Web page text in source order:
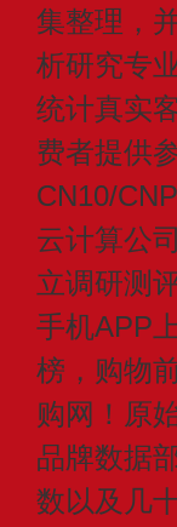
集整理，
析研究专
统计真实
费者提供
CN10/
云计算公
立调研测
手机APP
榜，购物
购网！原
品牌数据
数以及几